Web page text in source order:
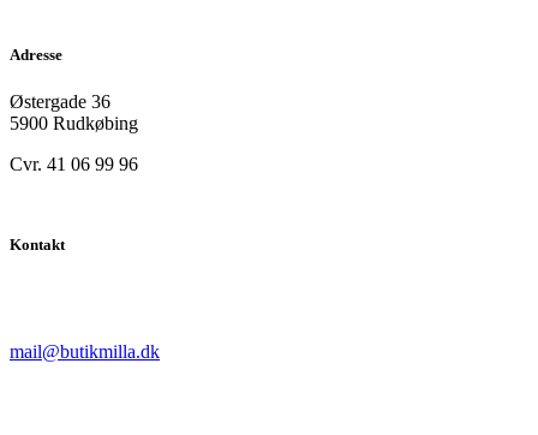
Adresse
Østergade 36
5900 Rudkøbing
Cvr. 41 06 99 96
Kontakt
mail@butikmilla.dk